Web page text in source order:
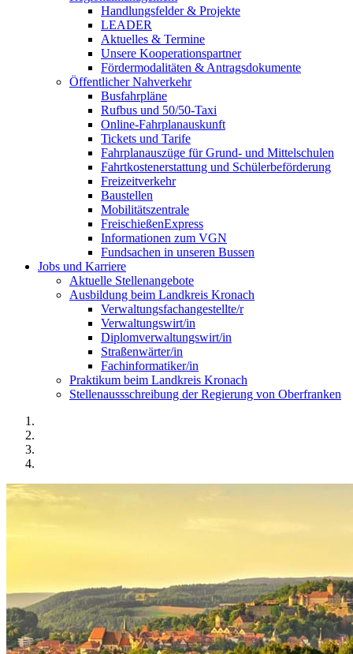
Handlungsfelder & Projekte
LEADER
Aktuelles & Termine
Unsere Kooperationspartner
Fördermodalitäten & Antragsdokumente
Öffentlicher Nahverkehr
Busfahrpläne
Rufbus und 50/50-Taxi
Online-Fahrplanauskunft
Tickets und Tarife
Fahrplanauszüge für Grund- und Mittelschulen
Fahrtkostenerstattung und Schülerbeförderung
Freizeitverkehr
Baustellen
Mobilitätszentrale
FreischießenExpress
Informationen zum VGN
Fundsachen in unseren Bussen
Jobs und Karriere
Aktuelle Stellenangebote
Ausbildung beim Landkreis Kronach
Verwaltungsfachangestellte/r
Verwaltungswirt/in
Diplomverwaltungswirt/in
Straßenwärter/in
Fachinformatiker/in
Praktikum beim Landkreis Kronach
Stellenaussschreibung der Regierung von Oberfranken